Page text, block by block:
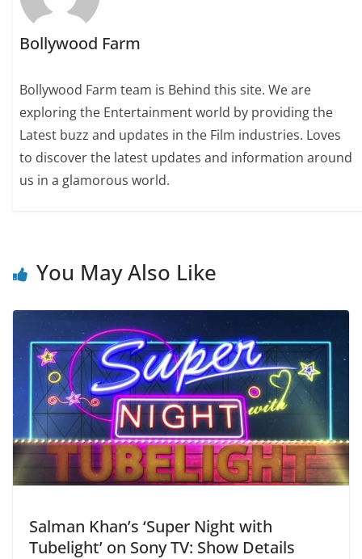
Bollywood Farm
Bollywood Farm team is Behind this site. We are
exploring the Entertainment world by providing the
Latest buzz and updates in the Film industries. Loves
to discover the latest updates and information around
us in a glamorous world.
You May Also Like
Salman Khan’s ‘Super Night with
Tubelight’ on Sony TV: Show Details